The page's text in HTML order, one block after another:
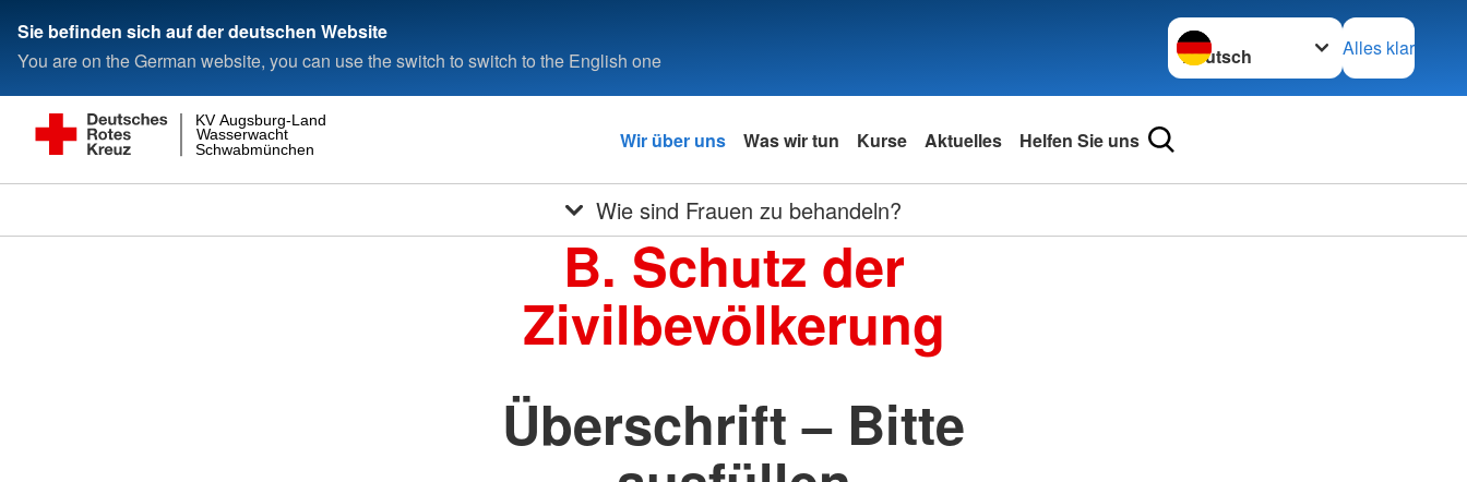
Sie befinden sich auf der deutschen Website
You are on the German website, you can use the switch to switch to the English one
Sprache wechseln zu
Alles klar
Schwabmünchen
Wasserwacht
KV Augsburg-Land
Wir über uns Was wir tun Kurse Aktuelles Helfen Sie uns
Wie sind Frauen zu behandeln?
B. Schutz der
Zivilbevölkerung
Überschrift – Bitte